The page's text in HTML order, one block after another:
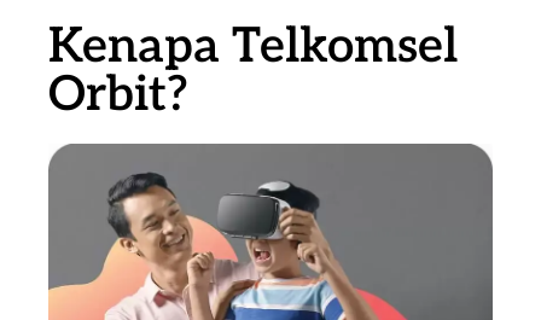
Kenapa Telkomsel
Orbit?